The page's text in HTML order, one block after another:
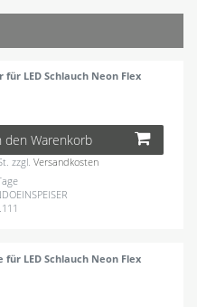
für LED Schlauch Neon Flex
den Warenkorb
zzgl.Versandkosten
für LED Schlauch Neon Flex